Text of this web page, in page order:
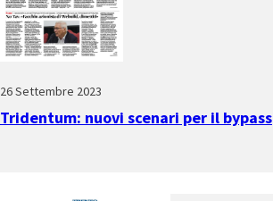
26 Settembre 2023
Tridentum: nuovi scenari per il bypass